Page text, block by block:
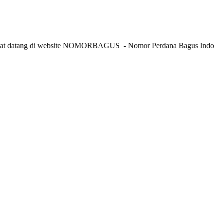
di website NOMORBAGUS - Nomor Perdana BagusIndonesia-